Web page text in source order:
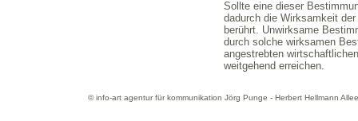
Sollte eine dieser
dadurch die Wirksamkeit
berührt. Unwirksame
durch solche wirksamen
angestrebten
weitgehend erreichen.
© info-art agentur für kommunikation Jörg Punge - Herbert Hellmann